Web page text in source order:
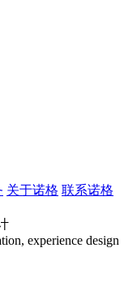
关于诺格 联系诺格
experience design